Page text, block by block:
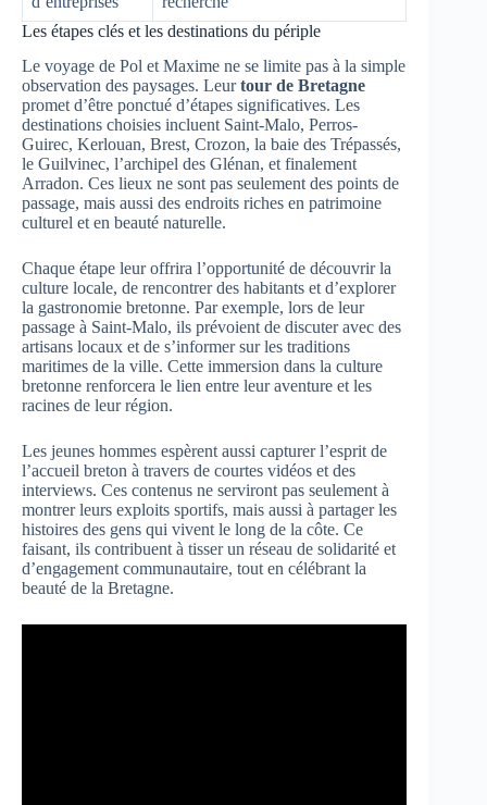
Les étapes clés et les destinations du périple
Le voyage de Pol et Maxime ne se limite pas à la simple
observation des paysages. Leurtour de Bretagne
promet d’être ponctué d’étapes significatives. Les
destinations choisies incluent Saint-Malo, Perros-
Guirec, Kerlouan, Brest, Crozon, la baie des Trépassés,
le Guilvinec, l’archipel des Glénan, et finalement
Arradon. Ces lieux ne sont pas seulement des points de
passage, mais aussi des endroits riches en patrimoine
culturel et en beauté naturelle.
Chaque étape leur offrira l’opportunité de découvrir la
culture locale, de rencontrer des habitants et d’explorer
la gastronomie bretonne. Par exemple, lors de leur
passage à Saint-Malo, ils prévoient de discuter avec des
artisans locaux et de s’informer sur les traditions
maritimes de la ville. Cette immersion dans la culture
bretonne renforcera le lien entre leur aventure et les
racines de leur région.
Les jeunes hommes espèrent aussi capturer l’esprit de
l’accueil breton à travers de courtes vidéos et des
interviews. Ces contenus ne serviront pas seulement à
montrer leurs exploits sportifs, mais aussi à partager les
histoires des gens qui vivent le long de la côte. Ce
faisant, ils contribuent à tisser un réseau de solidarité et
d’engagement communautaire, tout en célébrant la
beauté de la Bretagne.